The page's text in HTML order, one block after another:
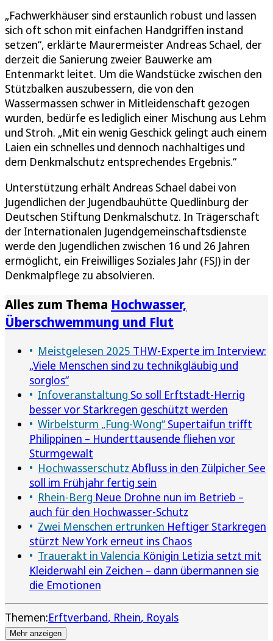
„Fachwerkhäuser sind erstaunlich robust und lassen
sich oft schon mit einfachen Handgriffen instand
setzen“, erklärte Maurermeister Andreas Schael, der
derzeit die Sanierung zweier Bauwerke am
Entenmarkt leitet. Um die Wandstücke zwischen den
Stützbalken auszubessern, die von den
Wassermassen schwer in Mitleidenschaft gezogen
wurden, bedürfe es lediglich einer Mischung aus Lehm
und Stroh. „Mit ein wenig Geschick gelingt auch einem
Laien ein schnelles und dennoch nachhaltiges und
dem Denkmalschutz entsprechendes Ergebnis.“
Unterstützung erhält Andreas Schael dabei von
Jugendlichen der Jugendbauhütte Quedlinburg der
Deutschen Stiftung Denkmalschutz. In Trägerschaft
der Internationalen Jugendgemeinschaftsdienste
werde den Jugendlichen zwischen 16 und 26 Jahren
ermöglicht, ein Freiwilliges Soziales Jahr (FSJ) in der
Denkmalpflege zu absolvieren.
Alles zum Thema Hochwasser,
Überschwemmung und Flut
Meistgelesen 2025 THW-Experte im Interview:
„Viele Menschen sind zu technikgläubig und
sorglos“
Infoveranstaltung So soll Erftstadt-Herrig
besser vor Starkregen geschützt werden
Wirbelsturm „Fung-Wong“ Supertaifun trifft
Philippinen – Hunderttausende fliehen vor
Sturmgewalt
Hochwasserschutz Abfluss in den Zülpicher See
soll im Frühjahr fertig sein
Rhein-Berg Neue Drohne nun im Betrieb –
auch für den Hochwasser-Schutz
Zwei Menschen ertrunken Heftiger Starkregen
stürzt New York erneut ins Chaos
Trauerakt in Valencia Königin Letizia setzt mit
Kleiderwahl ein Zeichen – dann übermannen sie
die Emotionen
Themen:Erftverband Rhein Royals
Mehr anzeigen